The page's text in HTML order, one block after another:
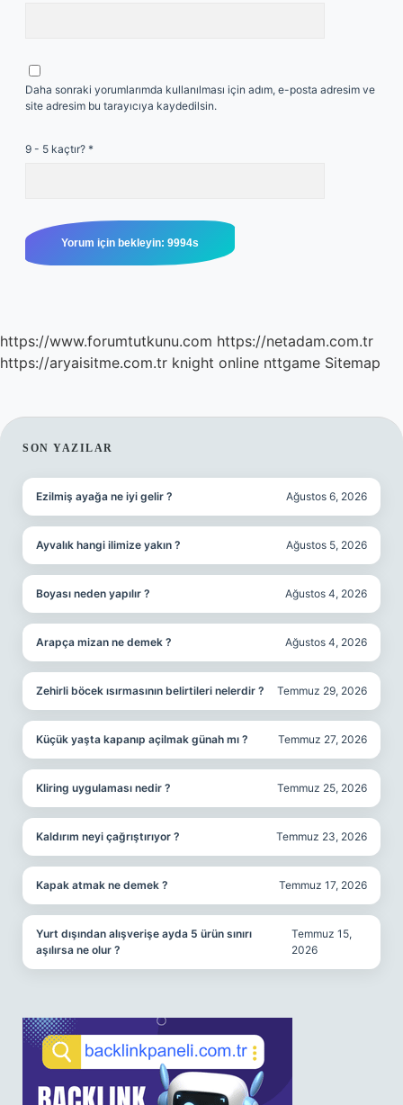
Daha sonraki yorumlarımda kullanılması için adım, e-posta adresim ve
site adresim bu tarayıcıya kaydedilsin.
9 - 5 kaçtır? *
https://www.forumtutkunu.com https://netadam.com.tr
https://aryaisitme.com.tr knight online nttgame Sitemap
SIDEBAR
SON YAZILAR
Ezilmiş ayağa ne iyi gelir ? Ağustos 6, 2026
Ayvalık hangi ilimize yakın ? Ağustos 5, 2026
Boyası neden yapılır ? Ağustos 4, 2026
Arapça mizan ne demek ? Ağustos 4, 2026
Zehirli böcek ısırmasının belirtileri nelerdir ? Temmuz 29, 2026
Küçük yaşta kapanıp açilmak günah mı ? Temmuz 27, 2026
Kliring uygulaması nedir ? Temmuz 25, 2026
Kaldırım neyi çağrıştırıyor ? Temmuz 23, 2026
Kapak atmak ne demek ? Temmuz 17, 2026
Yurt dışından alışverişe ayda 5 ürün sınırı
aşılırsa ne olur ?
Temmuz 15,
2026